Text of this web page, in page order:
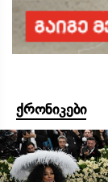
ქრონიკები